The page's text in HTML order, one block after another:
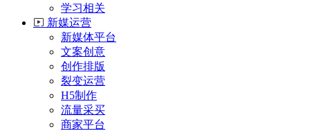
学习相关
新媒运营
新媒体平台
文案创意
创作排版
裂变运营
H5制作
流量采买
商家平台